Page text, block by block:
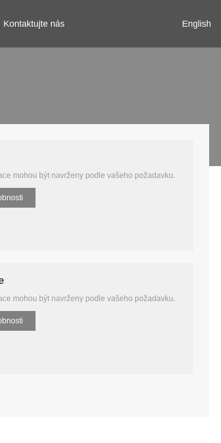
Kontaktujte nás English
mohou být navrženy podle vašeho požadavku.
mohou být navrženy podle vašeho požadavku.